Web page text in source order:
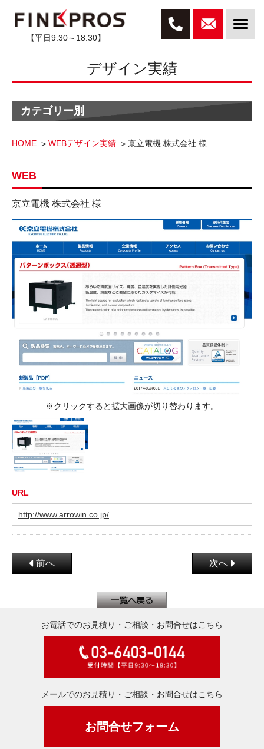
【平日9:30～18:30】
デザイン実績
カテゴリー別
HOME WEBデザイン実績 京立電機 株式会社 様
WEB
京立電機 株式会社 様
※クリックすると拡大画像が切り替わります。
URL
http://www.arrowin.co.jp/
前へ 次へ
お電話でのお見積り・ご相談・お問合せはこちら
メールでのお見積り・ご相談・お問合せはこちら
お問合せフォーム